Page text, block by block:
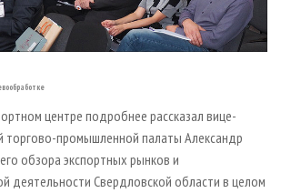
центре подробнее рассказал вице-
торгово-промышленной палаты Александр
обзора экспортных рынков и
деятельности Свердловской области в целом